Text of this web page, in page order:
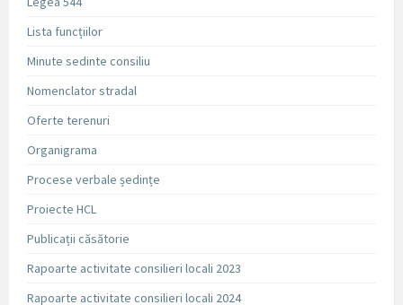
Lista funcțiilor
Minute sedinte consiliu
Nomenclator stradal
Oferte terenuri
Organigrama
Procese verbale ședințe
Proiecte HCL
Publicații căsătorie
Rapoarte activitate consilieri locali 2023
Rapoarte activitate consilieri locali 2024